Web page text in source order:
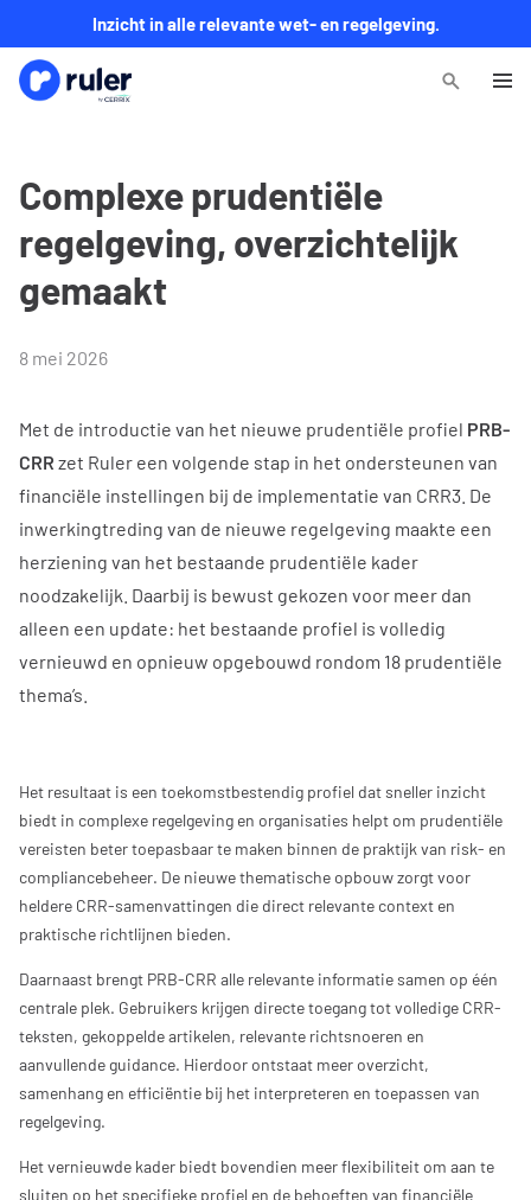
Inzicht in alle relevante wet- en regelgeving.
Complexe prudentiële
regelgeving, overzichtelijk
gemaakt
8 mei 2026
Met de introductie van het nieuwe prudentiële profiel PRB-
CRR zet Ruler een volgende stap in het ondersteunen van
financiële instellingen bij de implementatie van CRR3. De
inwerkingtreding van de nieuwe regelgeving maakte een
herziening van het bestaande prudentiële kader
noodzakelijk. Daarbij is bewust gekozen voor meer dan
alleen een update: het bestaande profiel is volledig
vernieuwd en opnieuw opgebouwd rondom 18 prudentiële
thema’s.
Het resultaat is een toekomstbestendig profiel dat sneller inzicht
biedt in complexe regelgeving en organisaties helpt om prudentiële
vereisten beter toepasbaar te maken binnen de praktijk van risk- en
compliancebeheer. De nieuwe thematische opbouw zorgt voor
heldere CRR-samenvattingen die direct relevante context en
praktische richtlijnen bieden.
Daarnaast brengt PRB-CRR alle relevante informatie samen op één
centrale plek. Gebruikers krijgen directe toegang tot volledige CRR-
teksten, gekoppelde artikelen, relevante richtsnoeren en
aanvullende guidance. Hierdoor ontstaat meer overzicht,
samenhang en efficiëntie bij het interpreteren en toepassen van
regelgeving.
Het vernieuwde kader biedt bovendien meer flexibiliteit om aan te
sluiten op het specifieke profiel en de behoeften van financiële